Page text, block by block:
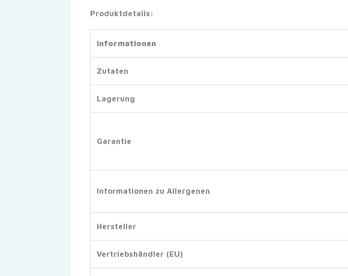
Produktdetails:
Informationen
Zutaten
Lagerung
Garantie
Informationen zu Allergenen
Hersteller
Vertriebshändler (EU)